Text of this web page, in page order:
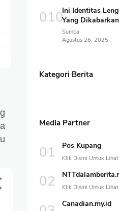
Ini Identitas
Yang
Sumba
Agustus 26, 2025
Kategori Berita
Media Partner
Pos Kupang
Canadian.my.id